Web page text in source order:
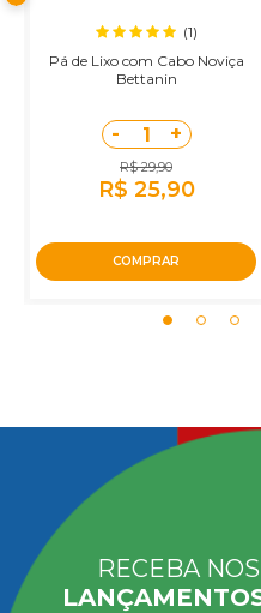
(1)
Pá de Lixo com Cabo Noviça
Bettanin
- 1 +
R$ 29,90
R$ 25,90
COMPRAR
RECEBA